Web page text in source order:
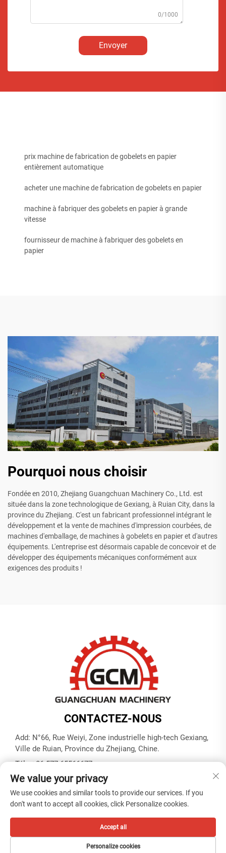
0/1000
Envoyer
prix machine de fabrication de gobelets en papier
entièrement automatique
acheter une machine de fabrication de gobelets en papier
machine à fabriquer des gobelets en papier à grande
vitesse
fournisseur de machine à fabriquer des gobelets en
papier
Pourquoi nous choisir
Fondée en 2010, Zhejiang Guangchuan Machinery Co., Ltd. est
située dans la zone technologique de Gexiang, à Ruian City, dans la
province du Zhejiang. C'est un fabricant professionnel intégrant le
développement et la vente de machines d'impression courbées, de
machines d'emballage, de machines à gobelets en papier et d'autres
équipements. L'entreprise est désormais capable de concevoir et de
développer des équipements mécaniques conformément aux
exigences des produits !
CONTACTEZ-NOUS
Add: N°66, Rue Weiyi, Zone industrielle high-tech Gexiang,
Ville de Ruian, Province du Zhejiang, Chine.
Tél. :+86-577-65566677
E-mail : [email protected]
Politique de confidentialité
We value your privacy
We use cookies and similar tools to provide our services. If you
don't want to accept all cookies, click Personalize cookies.
Personalize cookies
Accept all